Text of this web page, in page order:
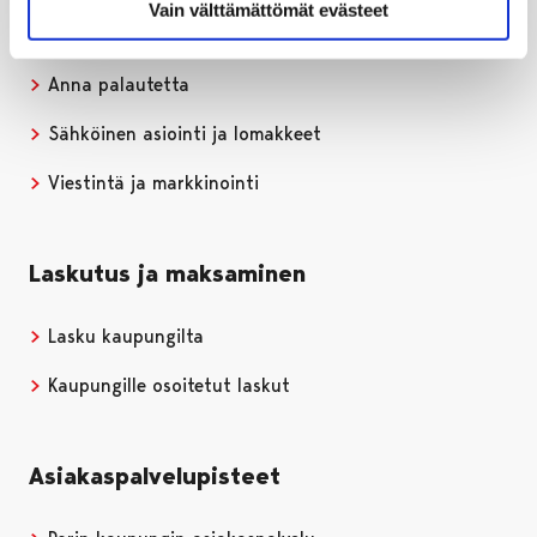
Vain välttämättömät evästeet
Puhelinluettelo
Anna palautetta
Sähköinen asiointi ja lomakkeet
Viestintä ja markkinointi
Laskutus ja maksaminen
Lasku kaupungilta
Kaupungille osoitetut laskut
Asiakaspalvelupisteet